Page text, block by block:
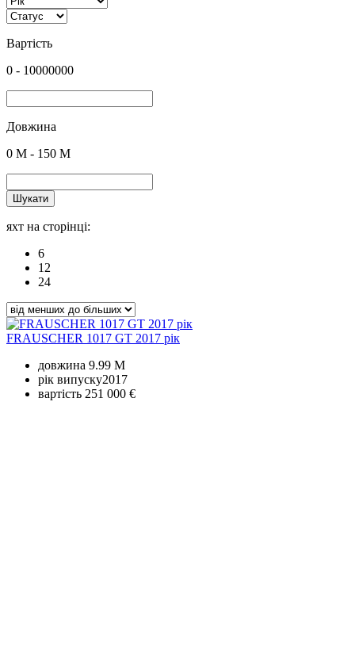
Вартість
0 - 10000000
Довжина
0 M - 150 M
Шукати
яхт на сторінці:
6
12
24
FRAUSCHER 1017 GT 2017 рік
довжина 9.99 M
рік випуску2017
вартість 251 000 €